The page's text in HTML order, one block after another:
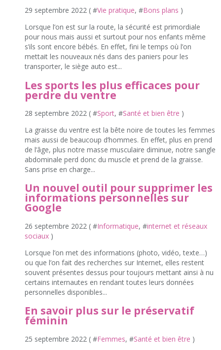
29 septembre 2022 ( #Vie pratique, #Bons plans )
Lorsque l’on est sur la route, la sécurité est primordiale
pour nous mais aussi et surtout pour nos enfants même
s’ils sont encore bébés. En effet, fini le temps où l’on
mettait les nouveaux nés dans des paniers pour les
transporter, le siège auto est...
Les sports les plus efficaces pour
perdre du ventre
28 septembre 2022 ( #Sport, #Santé et bien être )
La graisse du ventre est la bête noire de toutes les femmes
mais aussi de beaucoup d’hommes. En effet, plus en prend
de l’âge, plus notre masse musculaire diminue, notre sangle
abdominale perd donc du muscle et prend de la graisse.
Sans prise en charge...
Un nouvel outil pour supprimer les
informations personnelles sur
Google
26 septembre 2022 ( #Informatique, #internet et réseaux
sociaux )
Lorsque l’on met des informations (photo, vidéo, texte…)
ou que l’on fait des recherches sur Internet, elles restent
souvent présentes dessus pour toujours mettant ainsi à nu
certains internautes en rendant toutes leurs données
personnelles disponibles...
En savoir plus sur le préservatif
féminin
25 septembre 2022 ( #Femmes, #Santé et bien être )